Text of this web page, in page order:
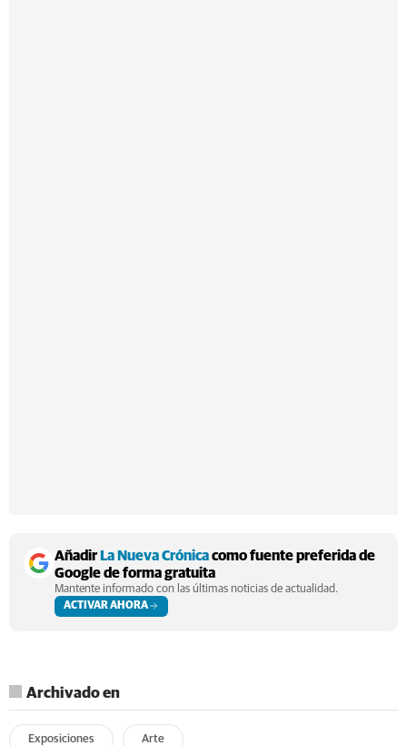
AñadirLa Nueva Crónicacomo fuente preferida de
Google de forma gratuita
Mantente informado con las últimas noticias de actualidad.
ACTIVAR AHORA
Archivado en
Exposiciones Arte